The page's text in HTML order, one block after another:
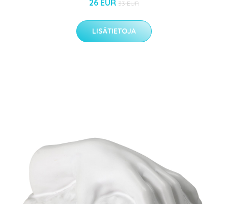
26 EUR 33 EUR
LISÄTIETOJA